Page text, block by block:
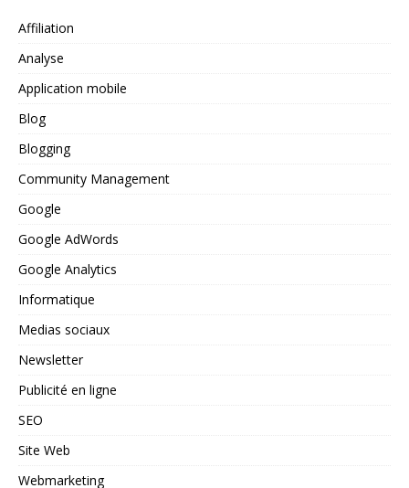
Affiliation
Analyse
Application mobile
Blog
Blogging
Community Management
Google
Google AdWords
Google Analytics
Informatique
Medias sociaux
Newsletter
Publicité en ligne
SEO
Site Web
Webmarketing